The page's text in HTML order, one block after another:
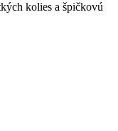
kolies a špičkovú